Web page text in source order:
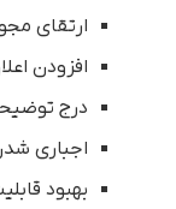
ارتقای
افزودن
درج
اجباری
بهبود